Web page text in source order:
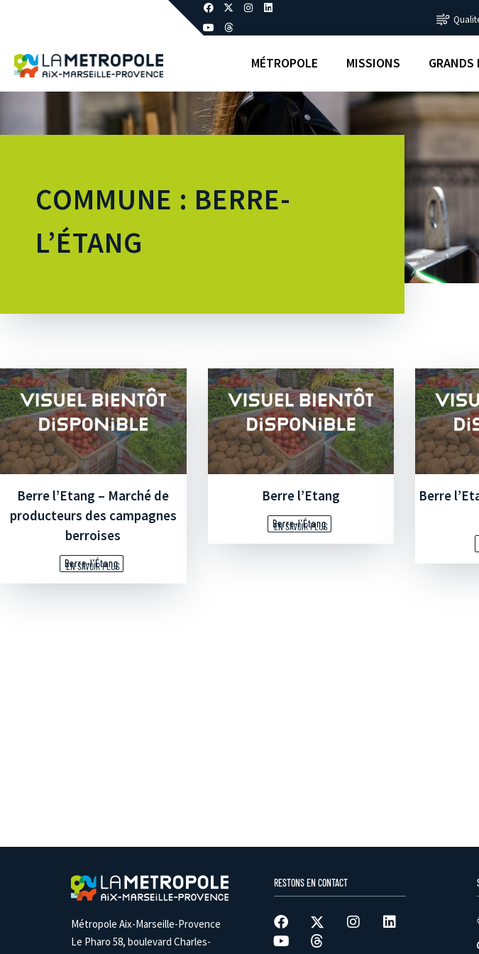
MÉTROPOLE MISSIONS GRANDS
COMMUNE : BERRE-
L’ÉTANG
Berre l’Etang – Marché de
producteurs des campagnes
berroises
Berre-l’Étang
EN SAVOIR PLUS
Berre l’Etang
Berre-l’Étang
EN SAVOIR PLUS
Berre
Métropole Aix-Marseille-Provence
Le Pharo 58, boulevard Charles-
RESTONS EN CONTACT